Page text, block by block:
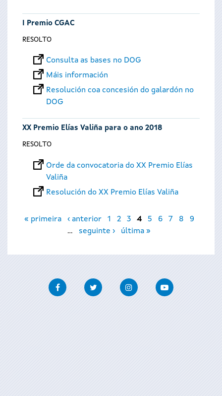
I Premio CGAC
RESOLTO
Consulta as bases no DOG
Máis información
Resolución coa concesión do galardón no
DOG
XX Premio Elías Valiña para o ano 2018
RESOLTO
Orde da convocatoria do XX Premio Elías
Valiña
Resolución do XX Premio Elías Valiña
Páxinas
« primeira ‹ anterior 1 2 3 4 5 6 7 8
9
…
seguinte › última »
FacebookTwitter InstagramYoutube